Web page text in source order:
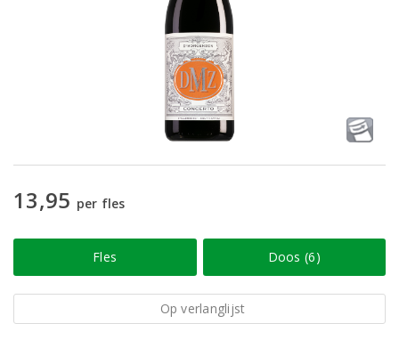
13,95 per fles
Fles Doos (6)
Op verlanglijst